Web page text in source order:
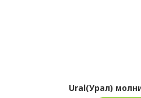
Ural(Урал)